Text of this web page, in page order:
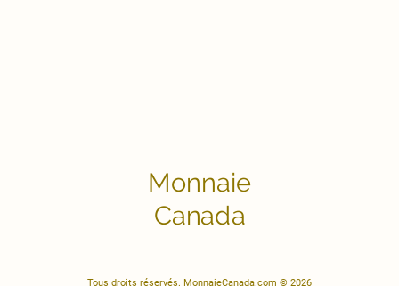
Monnaie
Canada
Tous droits réservés. MonnaieCanada.com © 2026